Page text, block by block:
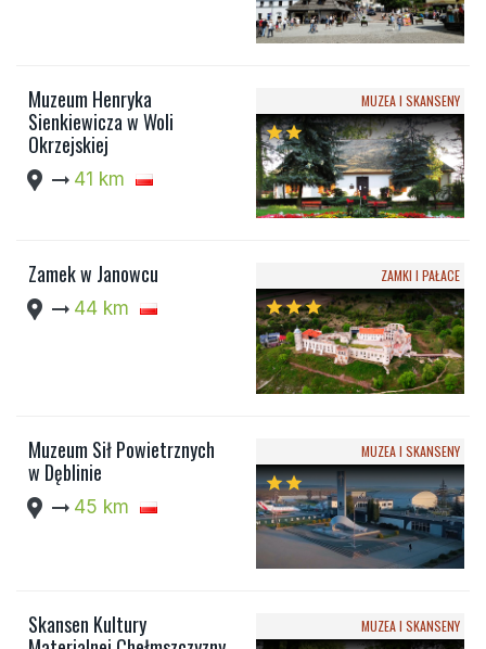
Muzeum Henryka
Sienkiewicza w Woli
Okrzejskiej
location_pin arrow_right_alt 41 km
MUZEA I SKANSENY
starstar
Zamek w Janowcu
location_pin arrow_right_alt 44 km
ZAMKI I PAŁACE
starstarstar
Muzeum Sił Powietrznych
w Dęblinie
location_pin arrow_right_alt 45 km
MUZEA I SKANSENY
starstar
Skansen Kultury
MUZEA I SKANSENY